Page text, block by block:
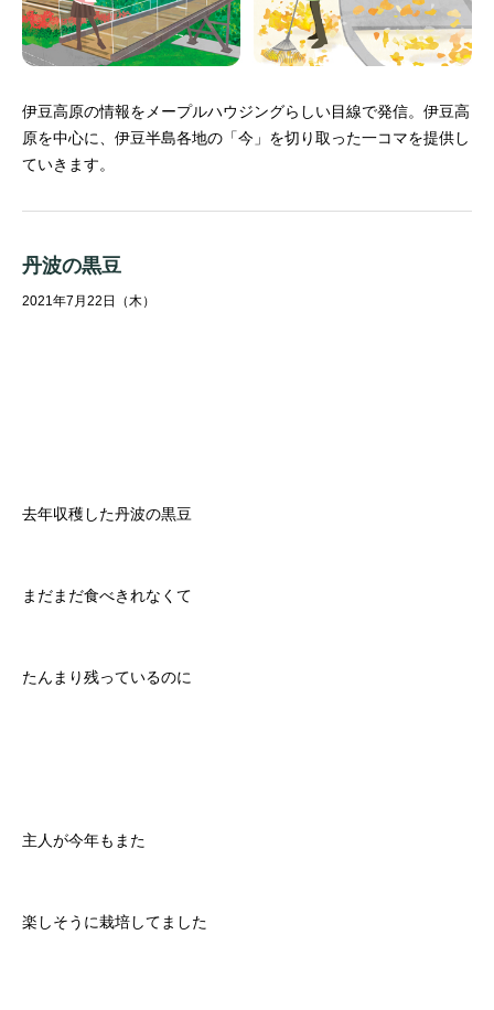
伊豆高原の情報をメープルハウジングらしい目線で発信。 伊豆高
原を中心に、伊豆半島各地の「今」を切り取った一コマを提供し
ていきます。
丹波の黒豆
2021年7月22日（木）
去年収穫した丹波の黒豆
まだまだ食べきれなくて
たんまり残っているのに
主人が今年もまた
楽しそうに栽培してました